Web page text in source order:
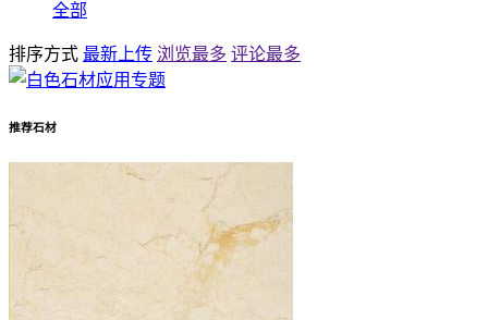
全部
排序方式 最新上传 浏览最多 评论最多
推荐石材